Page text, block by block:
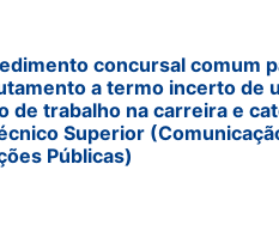
concursal comum
a termo incerto de
de trabalho na carreira e
Superior
Públicas)